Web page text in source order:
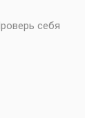
себя